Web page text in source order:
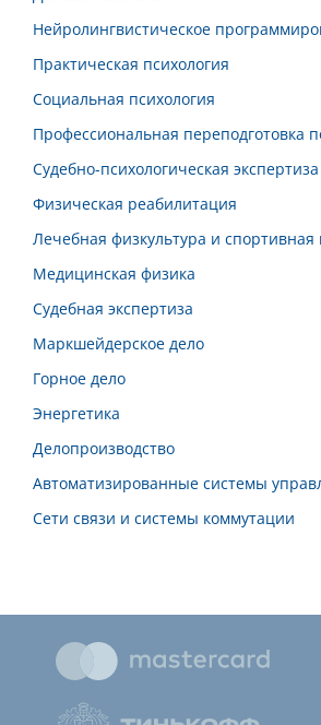
Нейролингвистическое
Практическая психология
Социальная психология
Профессиональная переподготовка
Судебно-психологическая экспертиза
Физическая реабилитация
Лечебная физкультура и
Медицинская физика
Судебная экспертиза
Маркшейдерское дело
Горное дело
Энергетика
Делопроизводство
Автоматизированные системы
Сети связи и системы коммутации